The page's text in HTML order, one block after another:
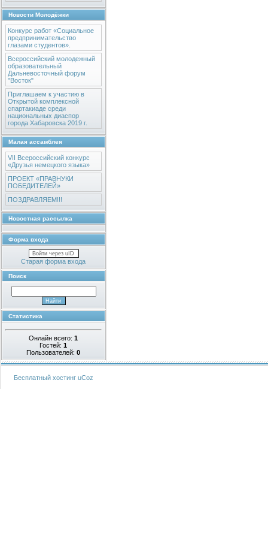
Новости Молодёжки
Конкурс работ «Социальное
предпринимательство
глазами студентов».
Всероссийский молодежный
образовательный
Дальневосточный форум
"Восток"
Приглашаем к участию в
Открытой комплексной
спартакиаде среди
национальных диаспор
города Хабаровска 2019 г.
Малая ассамблея
VII Всероссийский конкурс
«Друзья немецкого языка»
ПРОЕКТ «ПРАВНУКИ
ПОБЕДИТЕЛЕЙ»
ПОЗДРАВЛЯЕМ!!!
Новостная рассылка
Форма входа
Войти через uID
Старая форма входа
Поиск
Статистика
Онлайн всего:1
Гостей:1
Пользователей:0
Бесплатный хостинг uCoz